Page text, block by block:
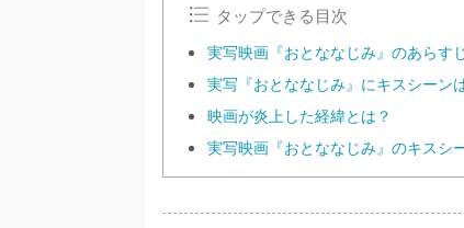
タップできる目次
実写映画『おとななじみ』のあらす
実写『おとななじみ』にキスシーン
映画が炎上した経緯とは？
実写映画『おとななじみ』のキスシ